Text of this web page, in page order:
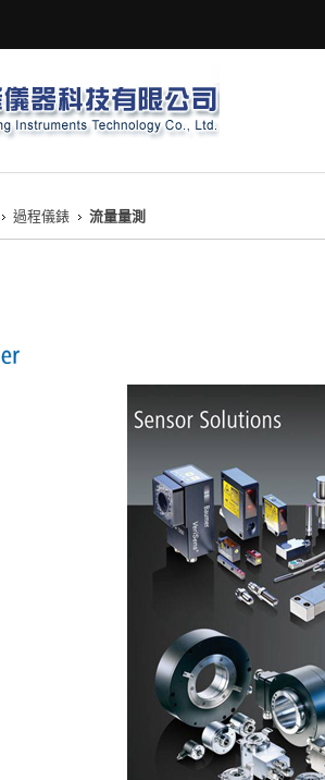
過程儀錶 流量量測